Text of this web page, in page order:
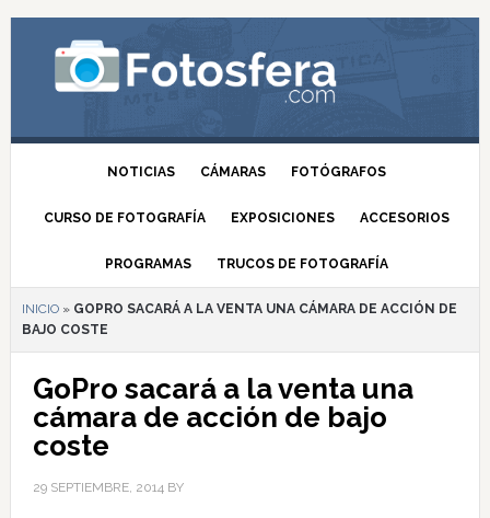
NOTICIAS CÁMARAS FOTÓGRAFOS
CURSO DE FOTOGRAFÍA EXPOSICIONES ACCESORIOS
PROGRAMAS TRUCOS DE FOTOGRAFÍA
INICIO» GOPRO SACARÁ A LA VENTA UNA CÁMARA DE ACCIÓN DE
BAJO COSTE
GoPro sacará a la venta una
cámara de acción de bajo
coste
29 SEPTIEMBRE, 2014BY